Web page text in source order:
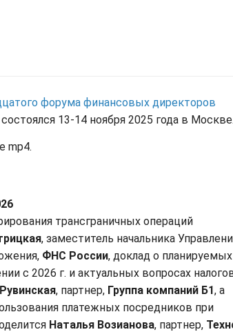
форума финансовых директоров
13-14 ноября 2025 года в
mp4.
трансграничных операций
, заместитель начальника
ФНС России, доклад о планируемых
с 2026 г. и актуальных вопросах
, партнер, Группа компаний Б1, а
платежных посредников при
Наталья Возианова, партнер,